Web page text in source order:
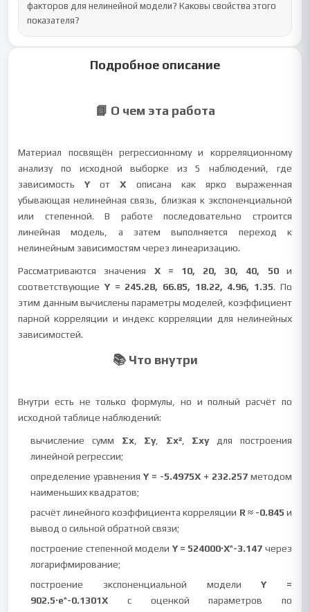
факторов для нелинейной модели? Каковы свойства этого
показателя?
Подробное описание
📘 О чем эта работа
Материал посвящён регрессионному и корреляционному
анализу по исходной выборке из 5 наблюдений, где
зависимостьY отX описана как ярко выраженная
убывающая нелинейная связь, близкая к экспоненциальной
или степенной. В работе последовательно строится
линейная модель, а затем выполняется переход к
нелинейным зависимостям через линеаризацию.
Рассматриваются значения X = 10, 20, 30, 40, 50и
соответствующие Y = 245.28, 66.85, 18.22, 4.96, 1.35. По
этим данным вычислены параметры моделей, коэффициент
парной корреляции и индекс корреляции для нелинейных
зависимостей.
📚 Что внутри
Внутри есть не только формулы, но и полный расчёт по
исходной таблице наблюдений:
вычисление сумм Σx, Σy, Σx², Σxyдля построения
линейной регрессии;
определение уравненияY = -5.4975X + 232.257методом
наименьших квадратов;
расчёт линейного коэффициента корреляции R ≈ -0.845 и
вывод о сильной обратной связи;
построение степенной модели Y = 524000·X^-3.147 через
логарифмирование;
построение экспоненциальной моделиY =
902.5·e^-0.1301X с оценкой параметров по